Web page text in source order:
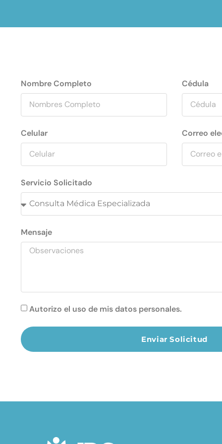
Nombre Completo Cédula
Celular Correo
Servicio Solicitado
Mensaje
Autorizo el uso de mis datos personales.
Enviar Solicitud